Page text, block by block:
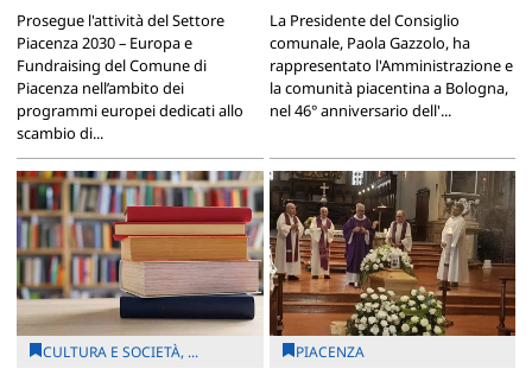
Prosegue l'attività del Settore
Piacenza 2030 – Europa e
Fundraising del Comune di
Piacenza nell’ambito dei
programmi europei dedicati allo
scambio di...
La Presidente del Consiglio
comunale, Paola Gazzolo, ha
rappresentato l'Amministrazione e
la comunità piacentina a Bologna,
nel 46° anniversario dell'...
CULTURA E SOCIETÀ, ... PIACENZA